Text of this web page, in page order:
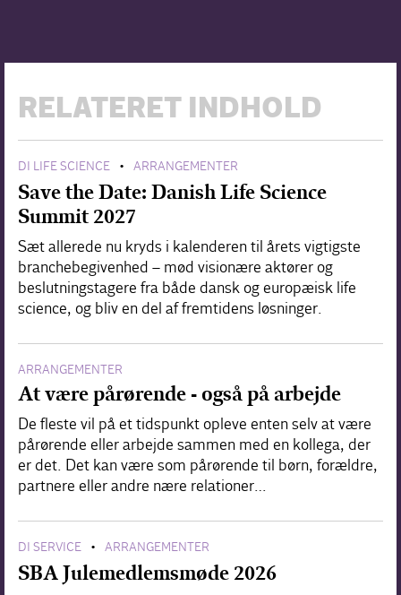
RELATERET INDHOLD
DI LIFE SCIENCE • ARRANGEMENTER
Save the Date: Danish Life Science
Summit 2027
Sæt allerede nu kryds i kalenderen til årets vigtigste
branchebegivenhed – mød visionære aktører og
beslutningstagere fra både dansk og europæisk life
science, og bliv en del af fremtidens løsninger.
ARRANGEMENTER
At være pårørende - også på arbejde
De fleste vil på et tidspunkt opleve enten selv at være
pårørende eller arbejde sammen med en kollega, der
er det. Det kan være som pårørende til børn, forældre,
partnere eller andre nære relationer…
DI SERVICE • ARRANGEMENTER
SBA Julemedlemsmøde 2026